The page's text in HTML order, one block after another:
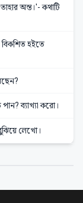
অন্ত।'- কথাটি
বিকশিত হইতে
ব্যাখ্যা করো।
লেখো।